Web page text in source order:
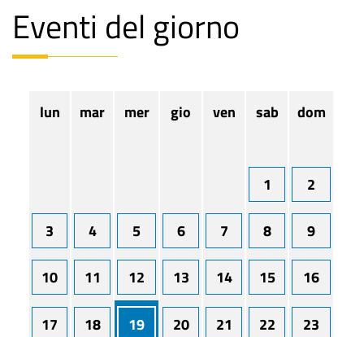
Eventi del giorno
lun mar mer gio ven sab dom
1 2
3 4 5 6 7 8 9
10 11 12 13 14 15 16
17 18 19 20 21 22 23